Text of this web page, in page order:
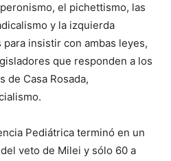
el pichettismo, las
y la izquierda
insistir con ambas leyes,
que responden a los
de Casa Rosada,
Pediátrica terminó en un
veto de Milei y sólo 60 a